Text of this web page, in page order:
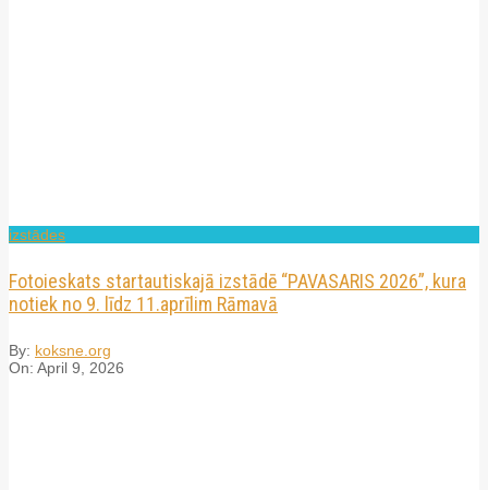
izstādes
Fotoieskats startautiskajā izstādē “PAVASARIS 2026”, kura
notiek no 9. līdz 11.aprīlim Rāmavā
By: koksne.org
On: April 9, 2026